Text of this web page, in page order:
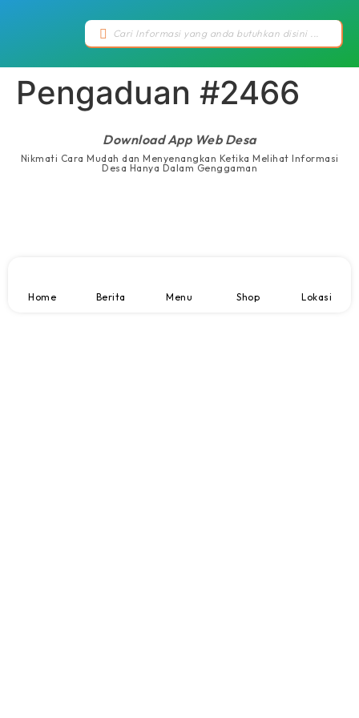
Pengaduan #2466
Download App Web Desa
Nikmati Cara Mudah dan Menyenangkan Ketika Melihat Informasi
Desa Hanya Dalam Genggaman
Home Berita Menu Shop Lokasi